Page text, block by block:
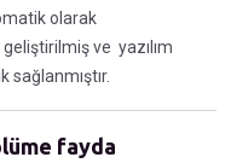
olarak
ve yazılım
sağlanmıştır.
fayda